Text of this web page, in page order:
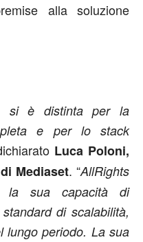
alla soluzione
si è distinta per la
e per lo stack
Luca Poloni,
Mediaset. “AllRights
la sua capacità di
di scalabilità,
lungo periodo. La sua